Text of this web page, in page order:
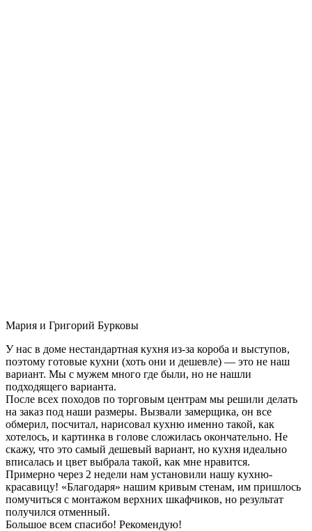
Мария и Григорий Бурковы
У нас в доме нестандартная кухня из-за короба и выступов,
поэтому готовые кухни (хоть они и дешевле) — это не наш
вариант. Мы с мужем много где были, но не нашли
подходящего варианта.
После всех походов по торговым центрам мы решили делать
на заказ под наши размеры. Вызвали замерщика, он все
обмерил, посчитал, нарисовал кухню именно такой, как
хотелось, и картинка в голове сложилась окончательно. Не
скажу, что это самый дешевый вариант, но кухня идеально
вписалась и цвет выбрала такой, как мне нравится.
Примерно через 2 недели нам установили нашу кухню-
красавицу! «Благодаря» нашим кривым стенам, им пришлось
помучиться с монтажом верхних шкафчиков, но результат
получился отменный.
Большое всем спасибо! Рекомендую!